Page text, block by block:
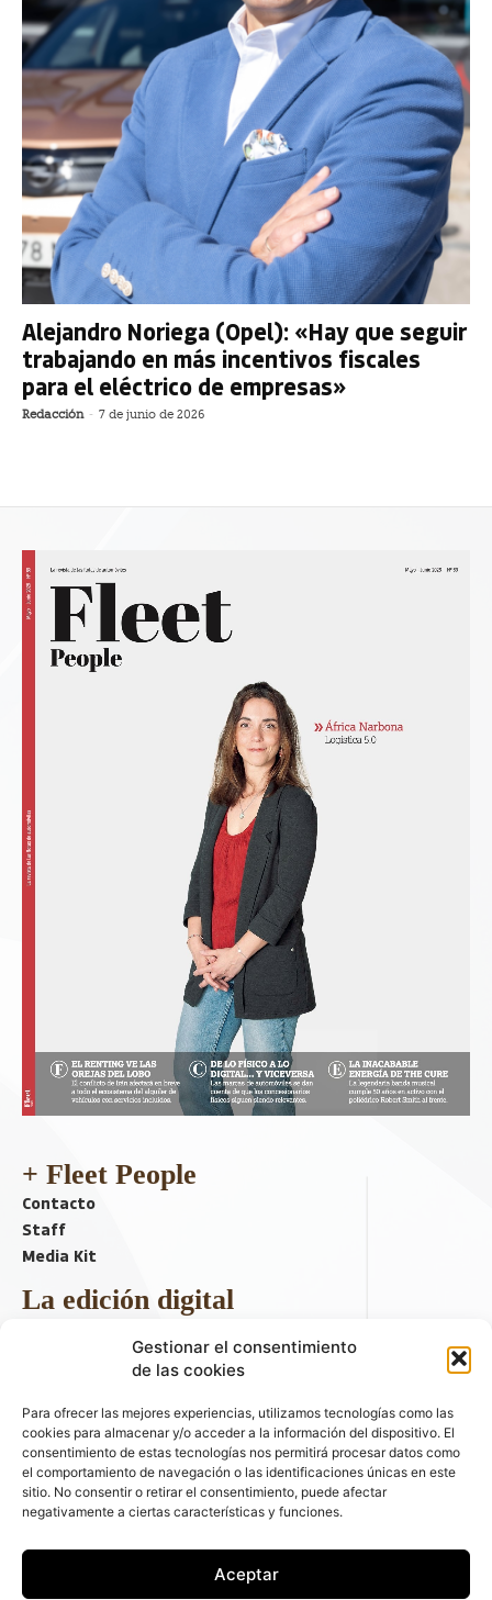
Gestionar el consentimiento
de las cookies
Para ofrecer las mejores experiencias, utilizamos tecnologías como las
cookies para almacenar y/o acceder a la información del dispositivo. El
consentimiento de estas tecnologías nos permitirá procesar datos como
el comportamiento de navegación o las identificaciones únicas en este
sitio. No consentir o retirar el consentimiento, puede afectar
negativamente a ciertas características y funciones.
Aceptar
Alejandro Noriega (Opel): «Hay que seguir
trabajando en más incentivos fiscales
para el eléctrico de empresas»
Redacción - 7 de junio de 2026
+ Fleet People
Contacto
Staff
Media Kit
La edición digital
Descargar último ejemplar
ir a hemeroteca
+ Contenido en redes sociales